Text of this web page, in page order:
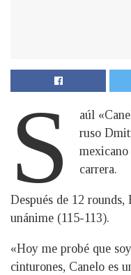
S
aúl
ruso
mexicano
carrera.
Después de 12
unánime (115-113).
«Hoy me probé que
cinturones, Canelo es